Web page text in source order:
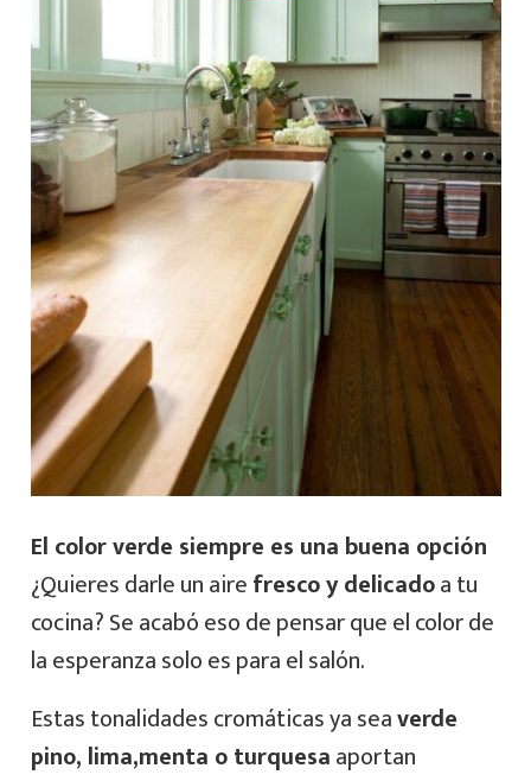
El color verde siempre es una buena opción
¿Quieres darle un airefresco y delicadoa tu
cocina? Se acabó eso de pensar que el color de
la esperanza solo es para el salón.
Estas tonalidades cromáticas ya seaverde
pino, lima,menta o turquesaaportan